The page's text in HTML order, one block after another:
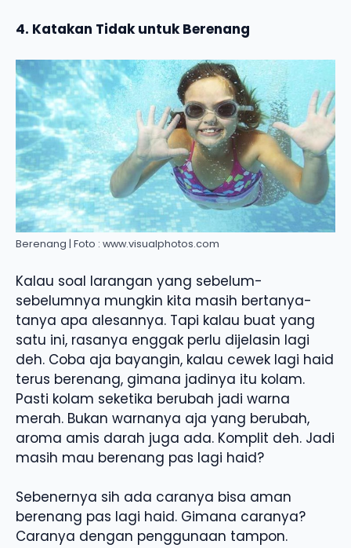
4. Katakan Tidak untuk Berenang
Berenang | Foto : www.visualphotos.com
Kalau soal larangan yang sebelum-
sebelumnya mungkin kita masih bertanya-
tanya apa alesannya. Tapi kalau buat yang
satu ini, rasanya enggak perlu dijelasin lagi
deh. Coba aja bayangin, kalau cewek lagi haid
terus berenang, gimana jadinya itu kolam.
Pasti kolam seketika berubah jadi warna
merah. Bukan warnanya aja yang berubah,
aroma amis darah juga ada. Komplit deh. Jadi
masih mau berenang pas lagi haid?
Sebenernya sih ada caranya bisa aman
berenang pas lagi haid. Gimana caranya?
Caranya dengan penggunaan tampon.